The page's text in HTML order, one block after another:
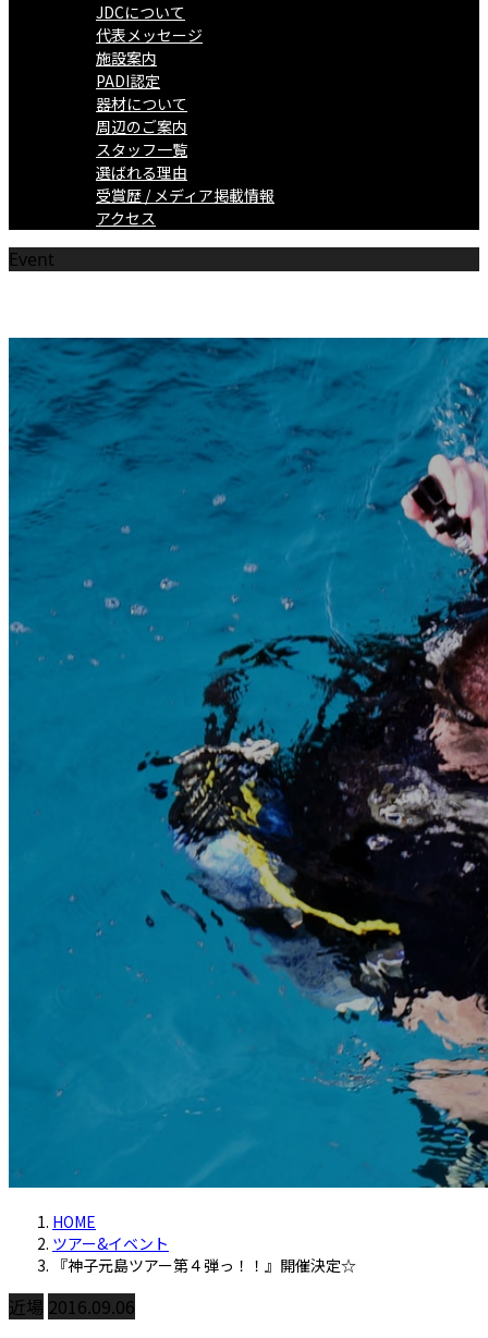
JDCについて
代表メッセージ
施設案内
PADI認定
器材について
周辺のご案内
スタッフ一覧
選ばれる理由
受賞歴 / メディア掲載情報
アクセス
Event
HOME
ツアー&イベント
『神子元島ツアー第４弾っ！！』開催決定☆
近場 2016.09.06